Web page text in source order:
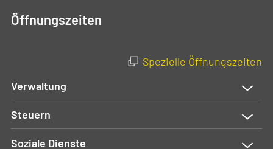
Öffnungszeiten
Spezielle Öffnungszeiten
Verwaltung
Steuern
Soziale Dienste